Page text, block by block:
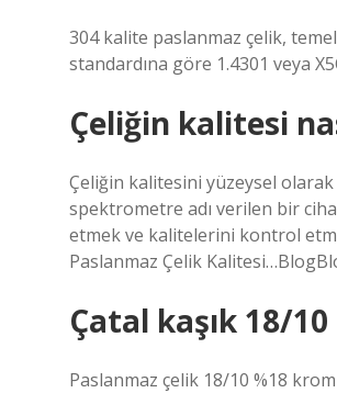
304 kalite paslanmaz çelik,
standardına göre 1.4301 veya
Çeliğin kalitesi
Çeliğin kalitesini yüzeysel
spektrometre adı verilen bir
etmek ve kalitelerini kontrol
Paslanmaz Çelik
Çatal kaşık 18/
Paslanmaz çelik 18/10 %18